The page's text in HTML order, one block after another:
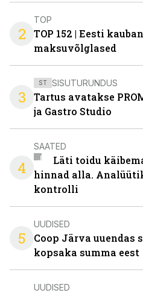
2
TOP
TOP 152 | Eesti
maksuvõlglased
3
ST SISUTURUNDUS
Tartus avatakse
ja Gastro Studio
4
SAATED
Läti toidu
hinnad alla.
kontrolli
5
UUDISED
Coop Järva uuendas
kopsaka summa eest
UUDISED